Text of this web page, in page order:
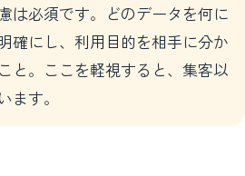
は必須です。どのデータを何に
確にし、利用目的を相手に分か
と。ここを軽視すると、集客以
ます。